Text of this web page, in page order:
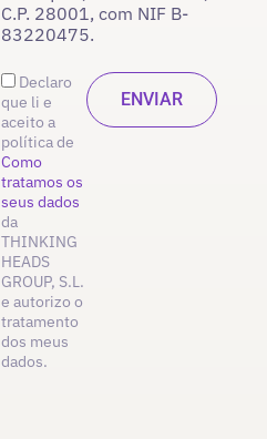
C.P. 28001, com NIF B-
83220475.
Declaro
que li e
aceito a
política de
Como
tratamos os
seus dados
da
THINKING
HEADS
GROUP, S.L.
e autorizo o
tratamento
dos meus
dados.